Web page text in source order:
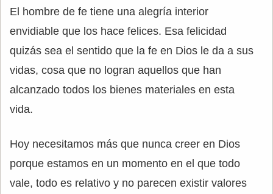
El hombre de fe tiene una alegría interior
envidiable que los hace felices. Esa felicidad
quizás sea el sentido que la fe en Dios le da a sus
vidas, cosa que no logran aquellos que han
alcanzado todos los bienes materiales en esta
vida.
Hoy necesitamos más que nunca creer en Dios
porque estamos en un momento en el que todo
vale, todo es relativo y no parecen existir valores